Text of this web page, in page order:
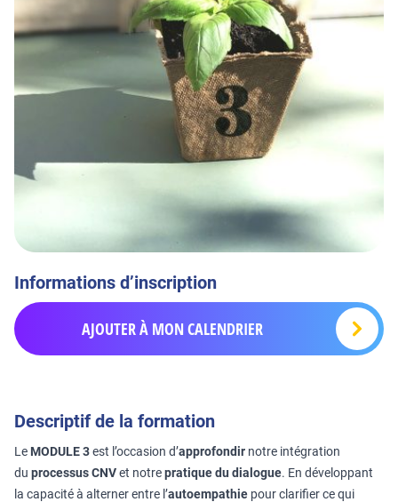
Informations d’inscription
AJOUTER À MON CALENDRIER
Descriptif de la formation
Le MODULE 3est l’occasion d’approfondir notre intégration
du processus CNVet notrepratique du dialogue. En développant
la capacité à alterner entre l’autoempathie pour clarifier ce qui